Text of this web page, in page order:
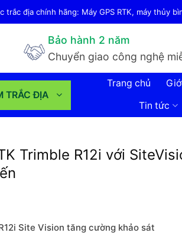
trắc địa chính hãng: Máy GPS RTK, máy thủy
Bảo hành 2 năm
Chuyển giao công nghệ
TRẮC ĐỊA
Trang chủ
Tin tức
Trimble R12i với
Site Vision tăng cường khảo sát